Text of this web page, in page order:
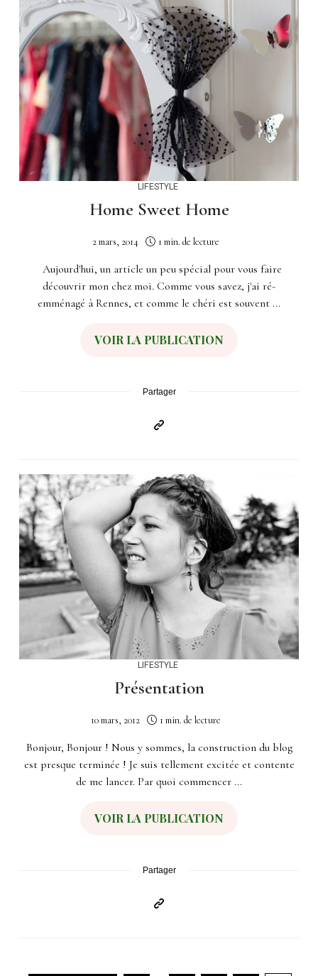
LIFESTYLE
Home Sweet Home
2 mars, 2014 1 min. de lecture
Aujourd'hui, un article un peu spécial pour vous faire
découvrir mon chez moi. Comme vous savez, j'ai ré-
emménagé à Rennes, et comme le chéri est souvent ...
VOIR LA PUBLICATION
Partager
LIFESTYLE
Présentation
10 mars, 2012 1 min. de lecture
Bonjour, Bonjour ! Nous y sommes, la construction du blog
est presque terminée ! Je suis tellement excitée et contente
de me lancer. Par quoi commencer ...
VOIR LA PUBLICATION
Partager